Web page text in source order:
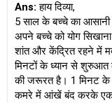
Ans: हाय दिव्या,
5 साल के बच्चे का आसानी
अपने बच्चे को योग
शांत और केंद्रित रहने में
मिनटों के ध्यान से शुरुआत
की जरूरत है। 1 मिनट
कमरे में आंखें बंद करके एक